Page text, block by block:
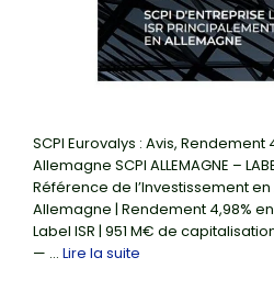
SCPI Eurovalys : Avis, Rendement
Allemagne SCPI ALLEMAGNE –
Référence de l’Investissement
Allemagne | Rendement 4,98% en
Label ISR | 951 M€ de
— … Lire la suite